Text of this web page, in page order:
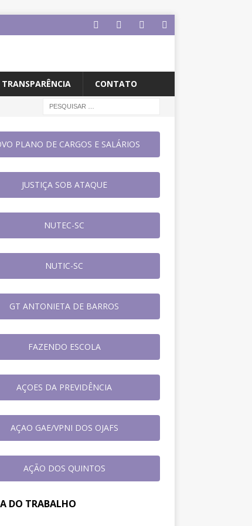
TRANSPARÊNCIA CONTATO
PLANO DE CARGOS E SALÁRIOS
JUSTIÇA SOB ATAQUE
NUTEC-SC
NUTIC-SC
GT ANTONIETA DE BARROS
FAZENDO ESCOLA
AÇOES DA PREVIDÊNCIA
AÇAO GAE/VPNI DOS OJAFS
AÇÃO DOS QUINTOS
DO TRABALHO